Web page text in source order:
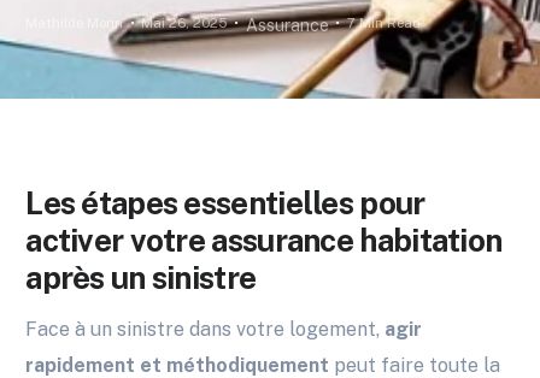
Mathilde Morin Mai 26, 2025 Assurance 7 Min Read
Les étapes essentielles pour
activer votre assurance habitation
après un sinistre
Face à un sinistre dans votre logement, agir
rapidement et méthodiquement peut faire toute la